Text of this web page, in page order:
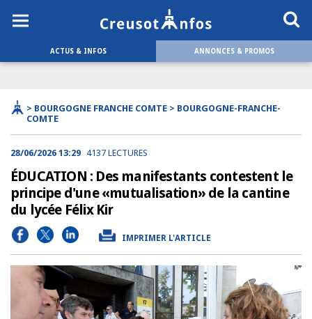
ACTUS & INFOS ANNONCES & PROMOS
> BOURGOGNE FRANCHE COMTE > BOURGOGNE-FRANCHE-
COMTE
28/06/2026 13:29 4137 LECTURES
ÉDUCATION : Des manifestants contestent le
principe d'une «mutualisation» de la cantine
du lycée Félix Kir
IMPRIMER L'ARTICLE